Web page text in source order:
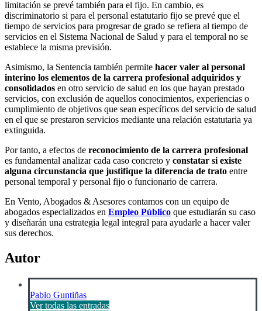
limitación se prevé también para el fijo. En cambio, es
discriminatorio si para el personal estatutario fijo se prevé que el
tiempo de servicios para progresar de grado se refiera al tiempo de
servicios en el Sistema Nacional de Salud y para el temporal no se
establece la misma previsión.
Asimismo, la Sentencia también permite hacer valer al personal
interino los elementos de la carrera profesional adquiridos y
consolidados en otro servicio de salud en los que hayan prestado
servicios, con exclusión de aquellos conocimientos, experiencias o
cumplimiento de objetivos que sean específicos del servicio de salud
en el que se prestaron servicios mediante una relación estatutaria ya
extinguida.
Por tanto, a efectos de reconocimiento de la carrera profesional
es fundamental analizar cada caso concreto y constatar si existe
alguna circunstancia que justifique la diferencia de trato entre
personal temporal y personal fijo o funcionario de carrera.
En Vento, Abogados & Asesores contamos con un equipo de
abogados especializados en Empleo Público que estudiarán su caso
y diseñarán una estrategia legal integral para ayudarle a hacer valer
sus derechos.
Autor
Pablo Guntiñas
Ver todas las entradas